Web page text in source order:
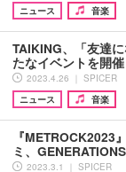
ニュース
音楽
TAIKING、「友達
たなイベントを開
2023.4.26 ｜ SPICER
ニュース
音楽
『METROCK2023
ミ、
2023.3.1 ｜ SPICER